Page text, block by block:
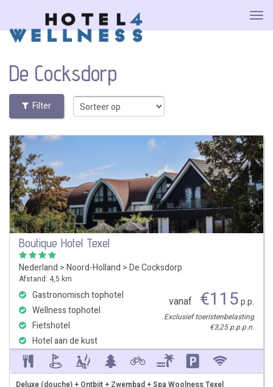
De Cocksdorp
Filter
Boutique Hotel Texel
Nederland >Noord-Holland >De Cocksdorp
Afstand: 4,5 km
Gastronomisch tophotel
Wellness tophotel
Fietshotel
Hotel aan de kust
vanaf €115p.p.
Exclusief toeristenbelasting
€3,25 p.p.p.n.
Deluxe (douche) + Ontbijt + Zwembad + Spa Woolness Texel